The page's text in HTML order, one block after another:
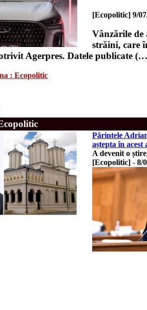
[Ecopolitic] 9/
Vânzările de
străini, care
Agerpres. Datele publicate
: Ecopolitic
Părintele
aștepta în acest
A devenit o
[Ecopolitic] - 8/